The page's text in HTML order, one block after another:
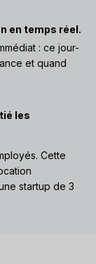
en temps réel.
: ce jour-
et quand
les
Cette
startup de 3